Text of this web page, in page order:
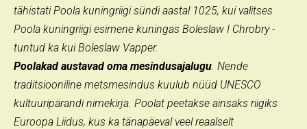
tähistati Poola kuningriigi sündi aastal 1025, kui valitses
Poola kuningriigi esimene kuningas Boleslaw I Chrobry -
tuntud ka kui Boleslaw Vapper.
Poolakad austavad oma mesindusajalugu. Nende
traditsiooniline metsmesindus kuulub nüüd UNESCO
kultuuripärandi nimekirja. Poolat peetakse ainsaks riigiks
Euroopa Liidus, kus ka tänapäeval veel reaalselt